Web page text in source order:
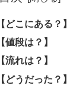
【どこにある？】
【値段は？】
【流れは？】
【どうだった？】